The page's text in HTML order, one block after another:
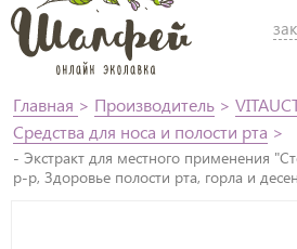
Главная > Производитель >
Средства для носа и полости рта >
- Экстракт для местного применения
р-р, Здоровье полости рта, горла и